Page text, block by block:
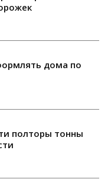
дома по
полторы тонны